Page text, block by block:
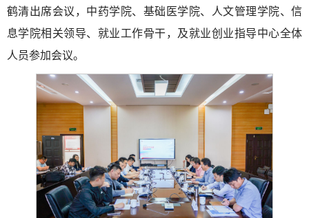
鹤清出席会议， 中药学院、基础医学院、人文管理学院、信
息学院相关领导、就业工作骨干，及就业创业指导中心全体
人员参加会议。